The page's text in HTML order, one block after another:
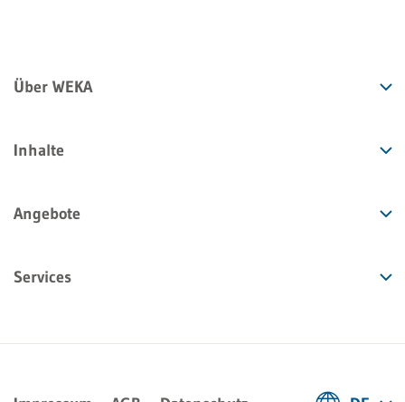
Über WEKA
Inhalte
Angebote
Services